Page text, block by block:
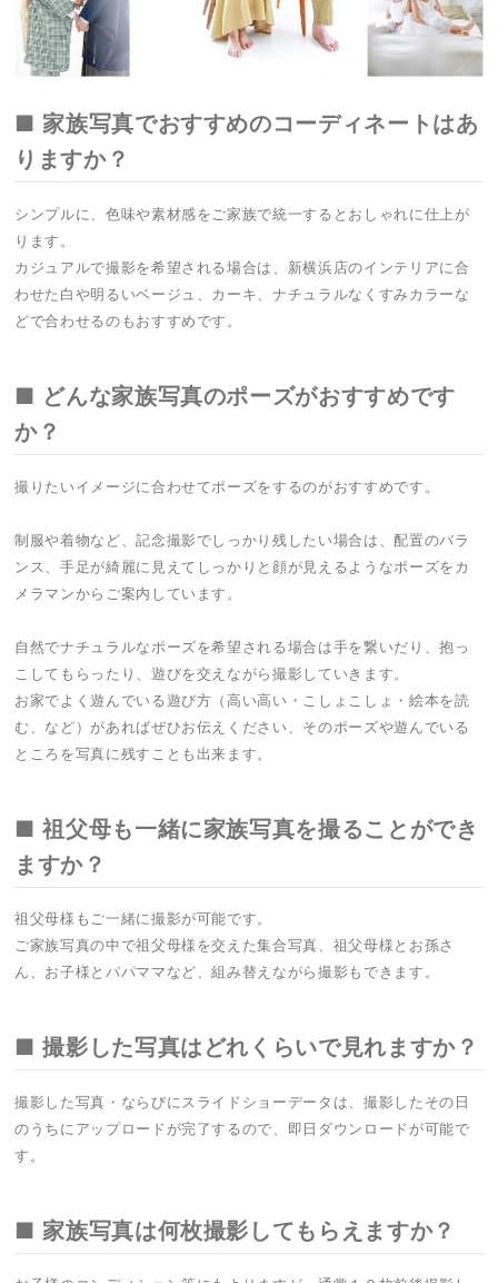
■ 家族写真でおすすめのコーディネートはあ
りますか？
シンプルに、色味や素材感をご家族で統一するとおしゃれに仕上が
ります。
カジュアルで撮影を希望される場合は、新横浜店のインテリアに合
わせた白や明るいベージュ、カーキ、ナチュラルなくすみカラーな
どで合わせるのもおすすめです。
■ どんな家族写真のポーズがおすすめです
か？
撮りたいイメージに合わせてポーズをするのがおすすめです。
制服や着物など、記念撮影でしっかり残したい場合は、配置のバラ
ンス、手足が綺麗に見えてしっかりと顔が見えるようなポーズをカ
メラマンからご案内しています。
自然でナチュラルなポーズを希望される場合は手を繋いだり、抱っ
こしてもらったり、遊びを交えながら撮影していきます。
お家でよく遊んでいる遊び方（高い高い・こしょこしょ・絵本を読
む、など）があればぜひお伝えください、そのポーズや遊んでいる
ところを写真に残すことも出来ます。
■ 祖父母も一緒に家族写真を撮ることができ
ますか？
祖父母様もご一緒に撮影が可能です。
ご家族写真の中で祖父母様を交えた集合写真、祖父母様とお孫さ
ん、お子様とパパママなど、組み替えながら撮影もできます。
■ 撮影した写真はどれくらいで見れますか？
撮影した写真・ならびにスライドショーデータは、撮影したその日
のうちにアップロードが完了するので、即日ダウンロードが可能で
す。
■ 家族写真は何枚撮影してもらえますか？